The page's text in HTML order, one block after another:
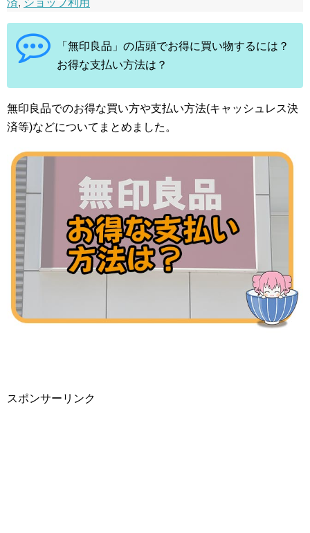
済, ショップ利用
「無印良品」の店頭でお得に買い物するには？
お得な支払い方法は？
無印良品でのお得な買い方や支払い方法(キャッシュレス決
済等)などについてまとめました。
スポンサーリンク